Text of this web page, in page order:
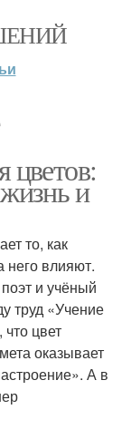
цветов:
и
то, как
него влияют.
и учёный
труд «Учение
цвет
оказывает
А в